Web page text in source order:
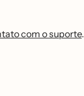
com o suporte.